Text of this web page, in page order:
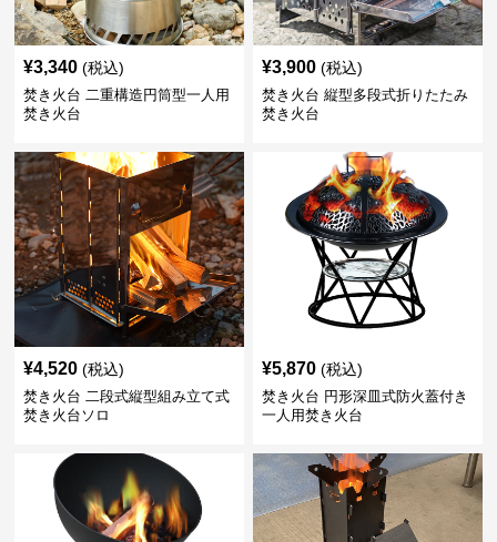
¥3,340 (税込)
焚き火台 二重構造円筒型一人用
焚き火台
¥3,900 (税込)
焚き火台 縦型多段式折りたたみ
焚き火台
¥4,520 (税込)
焚き火台 二段式縦型組み立て式
焚き火台ソロ
¥5,870 (税込)
焚き火台 円形深皿式防火蓋付き
一人用焚き火台